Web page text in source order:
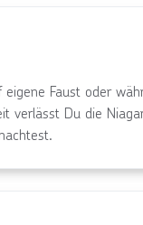
Faust oder
verlässt Du die